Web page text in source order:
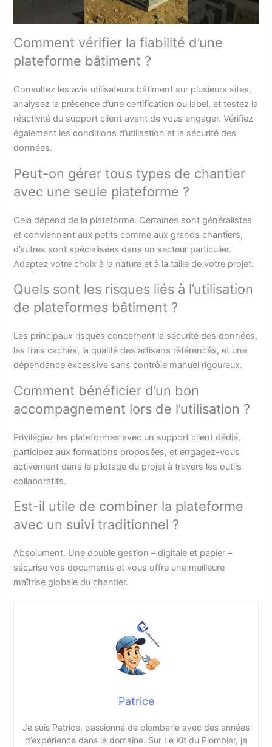
Comment vérifier la fiabilité d’une
plateforme bâtiment ?
Consultez les avis utilisateurs bâtiment sur plusieurs sites,
analysez la présence d’une certification ou label, et testez la
réactivité du support client avant de vous engager. Vérifiez
également les conditions d’utilisation et la sécurité des
données.
Peut-on gérer tous types de chantier
avec une seule plateforme ?
Cela dépend de la plateforme. Certaines sont généralistes
et conviennent aux petits comme aux grands chantiers,
d’autres sont spécialisées dans un secteur particulier.
Adaptez votre choix à la nature et à la taille de votre projet.
Quels sont les risques liés à l’utilisation
de plateformes bâtiment ?
Les principaux risques concernent la sécurité des données,
les frais cachés, la qualité des artisans référencés, et une
dépendance excessive sans contrôle manuel rigoureux.
Comment bénéficier d’un bon
accompagnement lors de l’utilisation ?
Privilégiez les plateformes avec un support client dédié,
participez aux formations proposées, et engagez-vous
activement dans le pilotage du projet à travers les outils
collaboratifs.
Est-il utile de combiner la plateforme
avec un suivi traditionnel ?
Absolument. Une double gestion – digitale et papier –
sécurise vos documents et vous offre une meilleure
maîtrise globale du chantier.
Patrice
Je suis Patrice, passionné de plomberie avec des années
d’expérience dans le domaine. Sur Le Kit du Plombier, je